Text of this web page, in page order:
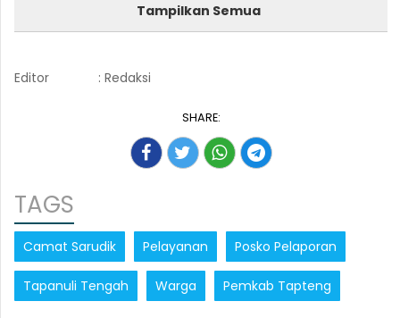
Tampilkan Semua
Editor : Redaksi
SHARE:
TAGS
Camat Sarudik Pelayanan Posko Pelaporan
Tapanuli Tengah Warga Pemkab Tapteng